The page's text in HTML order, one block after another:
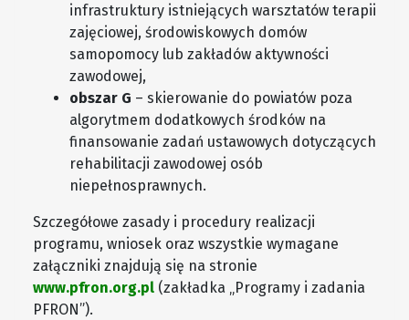
infrastruktury istniejących warsztatów terapii
zajęciowej, środowiskowych domów
samopomocy lub zakładów aktywności
zawodowej,
obszar G – skierowanie do powiatów poza
algorytmem dodatkowych środków na
finansowanie zadań ustawowych dotyczących
rehabilitacji zawodowej osób
niepełnosprawnych.
Szczegółowe zasady i procedury realizacji
programu, wniosek oraz wszystkie wymagane
załączniki znajdują się na stronie
www.pfron.org.pl (zakładka „Programy i zadania
PFRON”).